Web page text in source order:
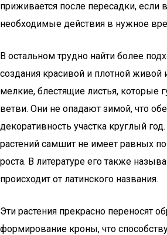
приживается после пересадки, если
необходимые действия в нужное
В остальном трудно найти более
создания красивой и плотной живой
мелкие, блестящие листья, которые
ветви. Они не опадают зимой, что
декоративность участка круглый
растений самшит не имеет равных по
роста. В литературе его также
происходит от латинского названия.
Эти растения прекрасно переносят
формирование кроны, что